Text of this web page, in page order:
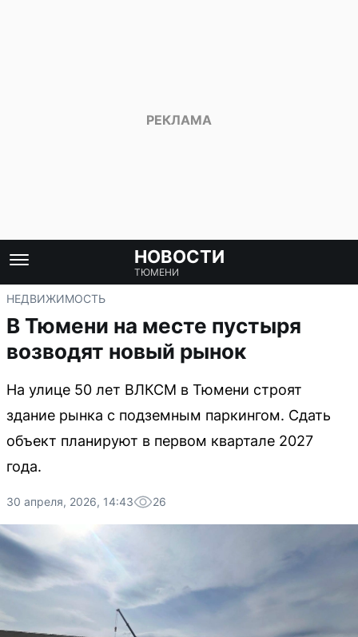
НОВОСТИ
ТЮМЕНИ
НЕДВИЖИМОСТЬ
В Тюмени на месте пустыря
возводят новый рынок
На улице 50 лет ВЛКСМ в Тюмени строят
здание рынка с подземным паркингом. Сдать
объект планируют в первом квартале 2027
года.
30 апреля, 2026, 14:43 26